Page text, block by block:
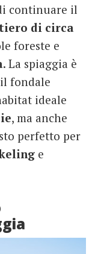
continuare il
di circa
foreste e
. La spiaggia è
fondale
ideale
, ma anche
perfetto per
e